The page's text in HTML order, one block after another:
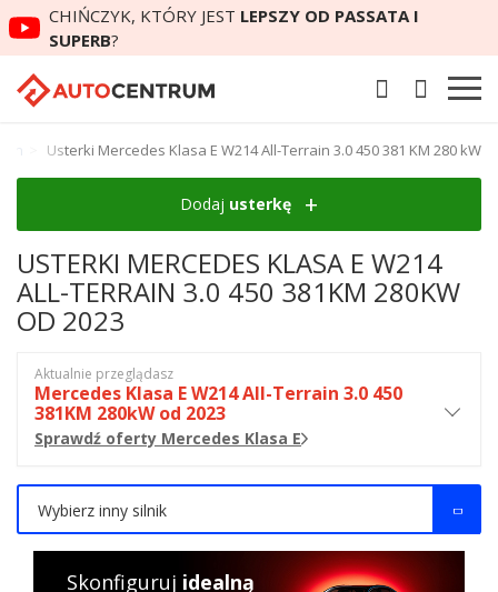
CHIŃCZYK, KTÓRY JEST LEPSZY OD PASSATA I
SUPERB?
Usterki Mercedes Klasa E W214 All-Terrain 3.0 450 381 KM 280 kW
Dodaj usterkę
USTERKI MERCEDES KLASA E W214
ALL-TERRAIN 3.0 450 381KM 280KW
OD 2023
Aktualnie przeglądasz
Mercedes Klasa E W214 All-Terrain 3.0 450
381KM 280kW od 2023
Sprawdź oferty Mercedes Klasa E
Wybierz inny silnik
Skonfiguruj idealną